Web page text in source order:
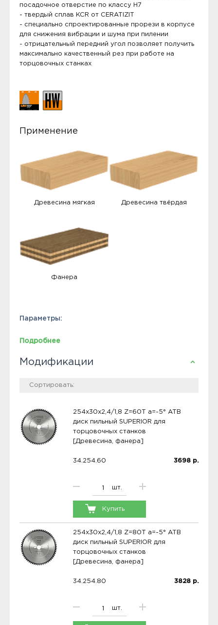
посадочное отверстие по классу H7
- твердый сплав KCR от CERATIZIT
- специально спроектированные прорези в корпусе
для снижения вибрации и шума при пилении
- отрицательный передний угол позволяет получить
максимально качественный рез при работе на
торцовочных станках
Применение
Древесина мягкая Древесина твёрдая
Фанера
Параметры:
Подробнее
Модификации
254x30x2,4/1,8 Z=60T a=-5° ATB
диск пильный SUPERIOR для
торцовочных станков
[Древесина, фанера]
34.254.60
шт.
3698 р.
Купить
254x30x2,4/1,8 Z=80T a=-5° ATB
диск пильный SUPERIOR для
торцовочных станков
[Древесина, фанера]
34.254.80
шт.
3828 р.